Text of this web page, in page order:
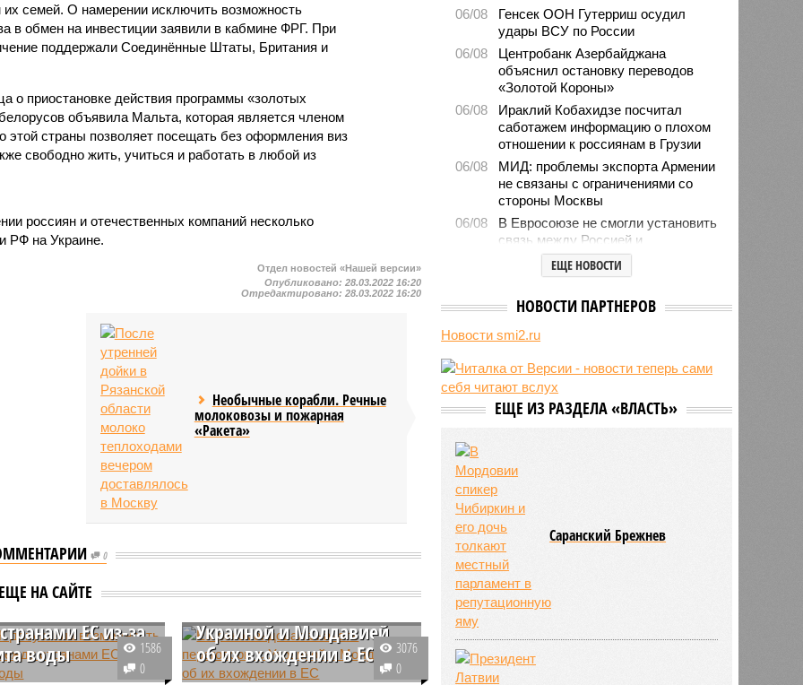
семей. О намерении исключить возможность
в обмен на инвестиции заявили в кабмине ФРГ. При
поддержали Соединённые Штаты, Британия и
о приостановке действия программы «золотых
объявила Мальта, которая является членом
этой страны позволяет посещать без оформления виз
свободно жить, учиться и работать в любой из
россиян и отечественных компаний несколько
РФ на Украине.
Отдел новостей «Нашей версии»
Опубликовано:28.03.2022 16:20
Отредактировано:28.03.2022 16:20
Необычные корабли. Речные
молоковозы и пожарная
«Ракета»
0
ЕЩЕ НА САЙТЕ
допустила
конфликта
ЕС из-за
воды
1586
0
ЕК рекомендовала
Украиной и Молдавией
об их вхождении в ЕС
3076
0
06/08
Генсек ООН Гутерриш осудил
удары ВСУ по России
06/08
Центробанк Азербайджана
объяснил остановку переводов
«Золотой Короны»
06/08
Ираклий Кобахидзе посчитал
саботажем информацию о плохом
отношении к россиянам в Грузии
06/08
МИД: проблемы экспорта Армении
не связаны с ограничениями со
стороны Москвы
06/08
В Евросоюзе не смогли установить
связь между Россией и
миграционным кризисом в Сеуте
Ямпольская объяснила причины
ведущие вузы страны
06/08
Euractiv: закрытие границы с
экономики Финляндии
06/08
Минобрнауки осенью примет
решение о правилах приёма на
ЕЩЕ НОВОСТИ
НОВОСТИ ПАРТНЕРОВ
Новости smi2.ru
ЕЩЕ ИЗ РАЗДЕЛА «ВЛАСТЬ»
Саранский Брежнев